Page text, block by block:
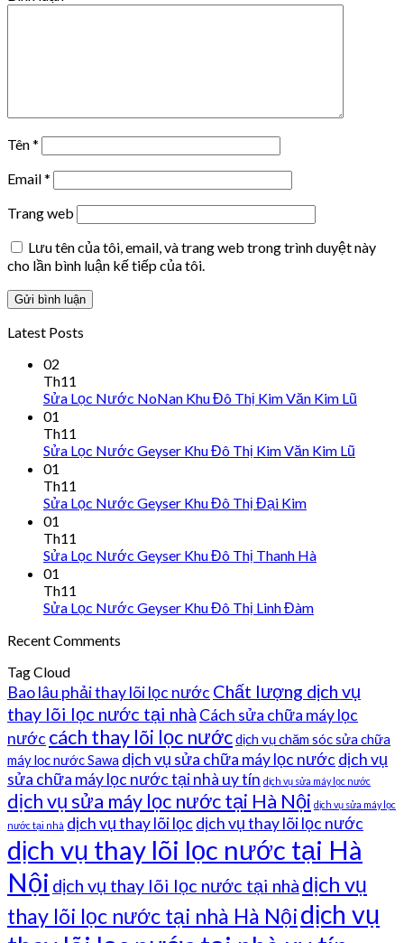
Tên*
Email*
Trang web
Lưu tên của tôi, email, và trang web trong trình duyệt này
cho lần bình luận kế tiếp của tôi.
Latest Posts
02
Th11
Sửa Lọc Nước NoNan Khu Đô Thị Kim Văn Kim Lũ
01
Th11
Sửa Lọc Nước Geyser Khu Đô Thị Kim Văn Kim Lũ
01
Th11
Sửa Lọc Nước Geyser Khu Đô Thị Đại Kim
01
Th11
Sửa Lọc Nước Geyser Khu Đô Thị Thanh Hà
01
Th11
Sửa Lọc Nước Geyser Khu Đô Thị Linh Đàm
Recent Comments
Tag Cloud
Bao lâu phải thay lõi lọc nước Chất lượng dịch vụ
thay lõi lọc nước tại nhà Cách sửa chữa máy lọc
nước cách thay lõi lọc nướcdịch vụ chăm sóc sửa chữa
máy lọc nước Sawa dịch vụ sửa chữa máy lọc nước dịch vụ
sửa chữa máy lọc nước tại nhà uy tín dịch vụ sửa máy lọc nước
dịch vụ sửa máy lọc nước tại Hà Nội dịch vụ sửa máy lọc
nước tại nhà dịch vụ thay lõi lọc dịch vụ thay lõi lọc nước
dịch vụ thay lõi lọc nước tại Hà
Nội dịch vụ thay lõi lọc nước tại nhà dịch vụ
thay lõi lọc nước tại nhà Hà Nộidịch vụ